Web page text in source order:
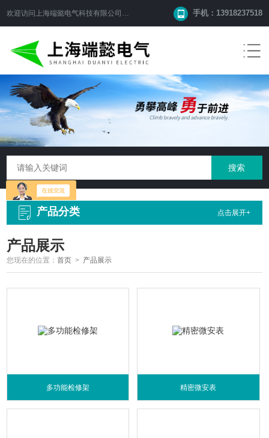
欢迎访问 上海端懿电气科技有限公司 网站！ 手机：13918237518
产品分类 点击展开+
产品展示
您现在的位置：首页 > 产品展示
多功能检修架 精密微安表